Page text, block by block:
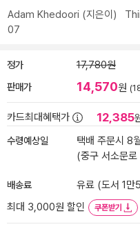
Adam Khedoori (지은이)
07
정가 17,780원
판매가 14,570원
카드최대혜택가 12,385
수령예상일
택배 주문시 8
(중구 서소문
배송료
유료 (도서 1만
최대 3,000원 할인
쿠폰받기